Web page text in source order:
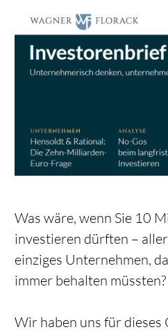
Was wäre, wenn Sie 10
investieren dürften –
einziges Unternehmen,
immer behalten müssten?
Wir haben uns für dieses